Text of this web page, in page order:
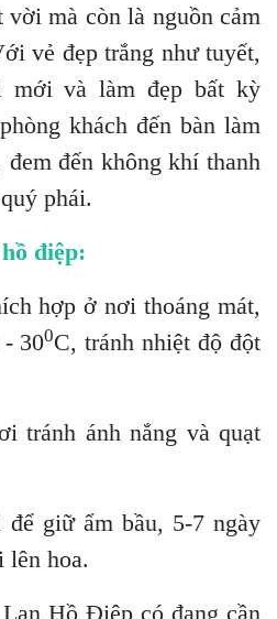
mà còn là nguồn cảm
vẻ đẹp trắng như tuyết,
mới và làm đẹp bất kỳ
khách đến bàn làm
đến không khí thanh
phái.
điệp:
hợp ở nơi thoáng mát,
- 300C, tránh nhiệt độ đột
tránh ánh nắng và quạt
giữ ẩm bầu, 5-7 ngày
hoa.
Hồ Điệp có đang cần